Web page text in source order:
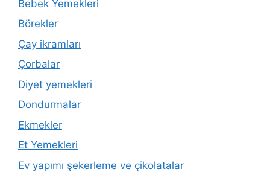
Bebek Yemekleri
Börekler
Çay ikramları
Çorbalar
Diyet yemekleri
Dondurmalar
Ekmekler
Et Yemekleri
Ev yapımı şekerleme ve çikolatalar